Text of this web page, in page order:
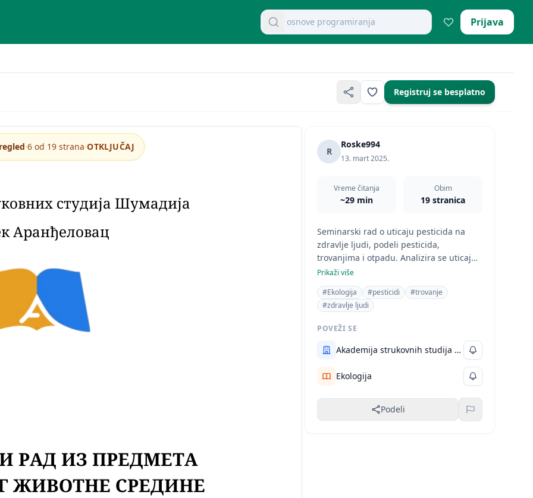
Pretraži dokumente
osnove programiranja
Prijava
Registruj se besplatno
студија Шумадија
Аранђеловац
РАД ИЗ ПРЕДМЕТА
ЖИВОТНЕ СРЕДИНЕ
·6 od 19 strana·OTKLJUČAJ R
Roske994
13. mart 2025.
Vreme čitanja
~29 min
Obim
19 stranica
Seminarski rad o uticaju pesticida na
zdravlje ljudi, podeli pesticida,
trovanjima i otpadu. Analizira se uticaj
na životnu sredinu.
Prikaži više
#Ekologija
#pesticidi
#trovanje
#zdravlje ljudi
POVEŽI SE
Akademija strukovnih studija Šumadija
Ekologija
Podeli